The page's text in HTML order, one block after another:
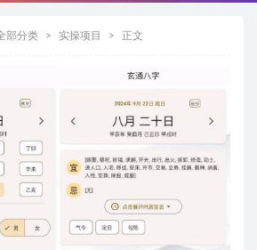
部分类 实操项目 正文